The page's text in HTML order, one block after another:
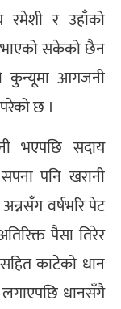
रमेशी र उहाँको
सकेको छैन
कुन्यूमा आगजनी
छ ।
भएपछि सदाय
पनि खरानी
वर्षभरि पेट
पैसा तिरेर
काटेको धान
धानसँगै